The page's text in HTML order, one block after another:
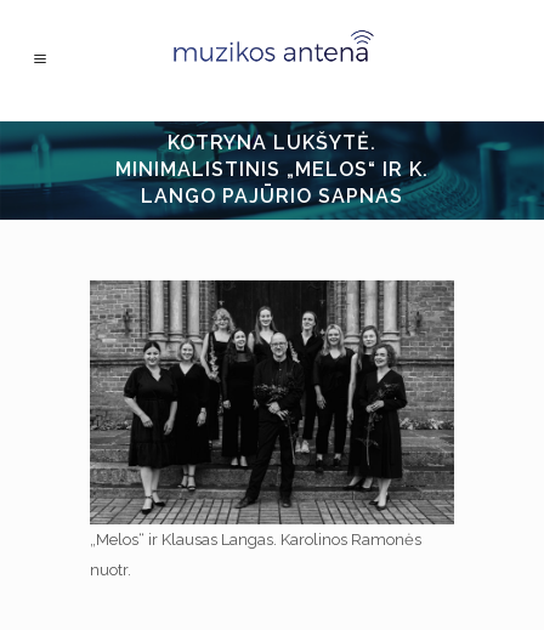
KOTRYNA LUKŠYTĖ.
MINIMALISTINIS „MELOS“ IR K.
LANGO PAJŪRIO SAPNAS
„Melos“ ir Klausas Langas. Karolinos Ramonės
nuotr.